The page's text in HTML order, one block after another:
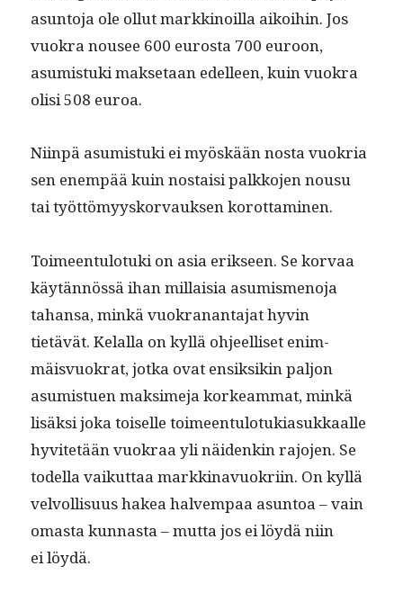
asun­to­ja ole ollut markki­noil­la aikoi­hin. Jos
vuokra nousee 600 eurosta 700 euroon,
asum­is­tu­ki mak­se­taan edelleen, kuin vuokra
olisi 508 euroa.
Niin­pä asum­is­tu­ki ei myöskään nos­ta vuokria
sen enem­pää kuin nos­taisi palkko­jen nousu
tai työt­tömyysko­r­vauk­sen korottaminen.
Toimeen­tu­lo­tu­ki on asia erik­seen. Se kor­vaa
käytän­nössä ihan mil­laisia asum­is­meno­ja
tahansa, minkä vuokranan­ta­jat hyvin
tietävät. Kelal­la on kyl­lä ohjeel­liset enim­
mäisvuokrat, jot­ka ovat ensik­sikin paljon
asum­istuen mak­sime­ja korkeam­mat, minkä
lisäk­si joka toiselle toimeen­tu­lo­tuki­a­sukkaalle
hyvitetään vuokraa yli näi­denkin rajo­jen. Se
todel­la vaikut­taa markki­navuokri­in. On kyl­lä
velvol­lisu­us hakea halvem­paa asun­toa – vain
omas­ta kun­nas­ta – mut­ta jos ei löy­dä niin
ei löydä.